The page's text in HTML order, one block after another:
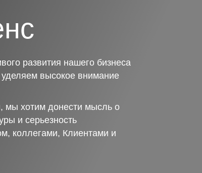
развития нашего бизнеса
уделяем высокое внимание
мы хотим донести мысль о
и серьезность
коллегами, Клиентами и